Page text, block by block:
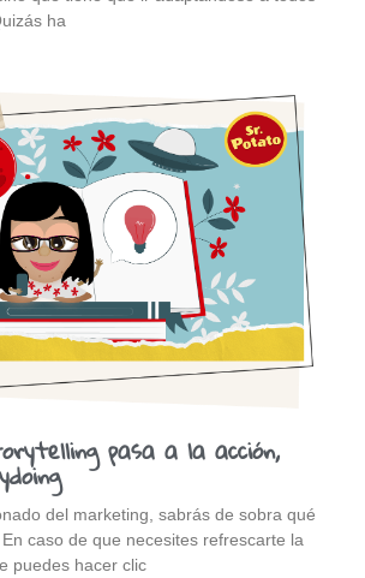
ha
pasa a la acción,
del marketing, sabrás de sobra qué
caso de que necesites refrescarte la
puedes hacer clic